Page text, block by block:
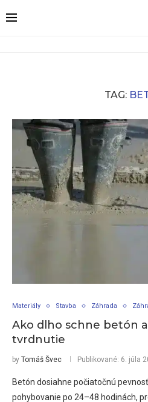
TAG:
Materiály Stavba Záhrada
Ako dlho schne betón
tvrdnutie
by Tomáš Švec Publikované: 6. júla
Betón dosiahne počiatočnú
pohybovanie po 24–48 hodinách,